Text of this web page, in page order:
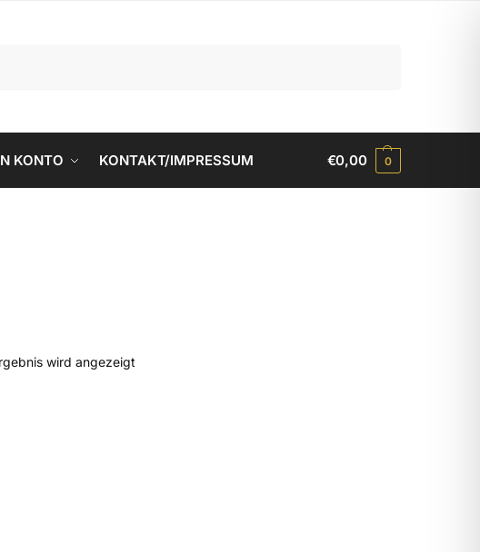
KONTO KONTAKT/IMPRESSUM €0,00 0
wird angezeigt